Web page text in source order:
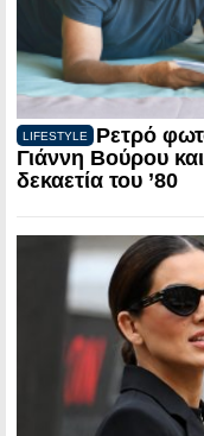
LIFESTYLE
Ρετρό
Γιάννη Βούρου
δεκαετία του ’80